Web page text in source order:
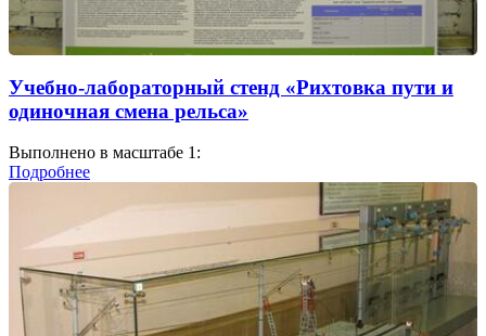
Учебно-лабораторный стенд «Рихтовка пути и
одиночная смена рельса»
Выполнено в масштабе 1:
Подробнее